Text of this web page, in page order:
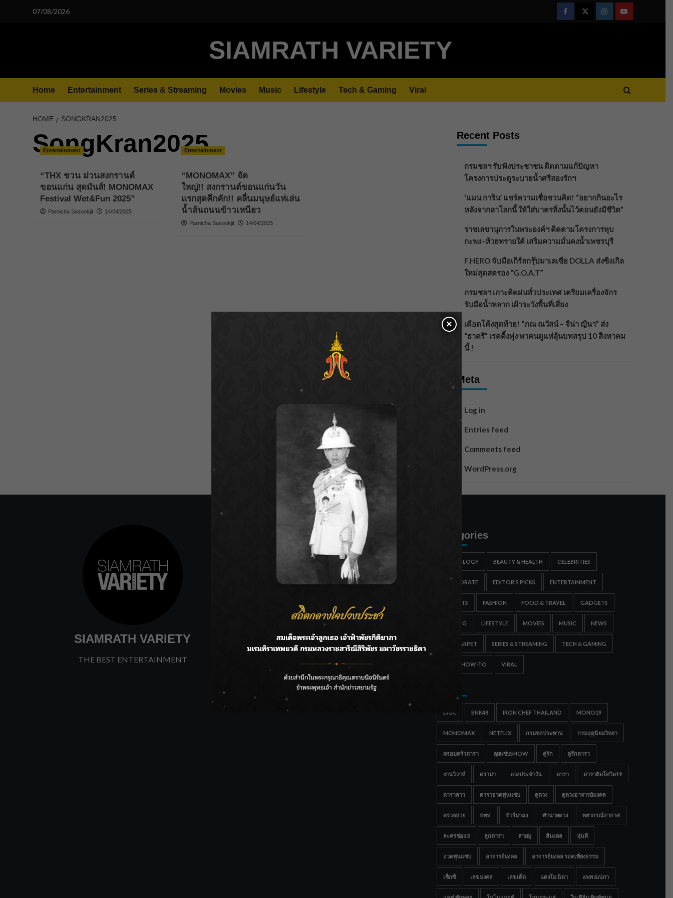
07/08/2026
FacebookTwitterInstagramYoutube
SIAMRATH VARIETY
Home Entertainment Series & Streaming Movies Music Lifestyle Tech & Gaming Viral
HOME SONGKRAN2025
SongKran2025
Entertainment
“THX ชวน ม่วนสงกรานต์
ขอนแก่น สุดมันส์! MONOMAX
Festival Wet&Fun 2025”
Parnicha Sasookjit 14/04/2025
Entertainment
“MONOMAX” จัด
ใหญ่!! สงกรานต์ขอนแก่นวัน
แรกสุดคึกคัก!! คลื่นมนุษย์แห่เล่น
น้ำล้นถนนข้าวเหนียว
Parnicha Sasookjit 14/04/2025
Recent Posts
กรมชลฯ รับฟังประชาชน ติดตามแก้ปัญหา
โครงการประตูระบายน้ำศรีสองรักฯ
‘แมน การิน’ แชร์ความเชื่อชวนคิด! “อยากกินอะไร
หลังจากลาโลกนี้ ให้ใส่บาตรสิ่งนั้นไว้ตอนยังมีชีวิต”
ราชเลขานุการในพระองค์ฯ ติดตามโครงการหุบ
กะพง–ห้วยทรายใต้ เสริมความมั่นคงน้ำเพชรบุรี
F.HERO จับมือเกิร์ลกรุ๊ปมาเลเซีย DOLLA ส่งซิงเกิล
ใหม่สุดสตรอง “G.O.A.T”
กรมชลฯ เกาะติดฝนทั่วประเทศ เตรียมเครื่องจักร
รับมือน้ำหลาก เฝ้าระวังพื้นที่เสี่ยง
เดือดโค้งสุดท้าย! “ภณ ณวัสน์ – จีน่า ญีนา” ส่ง
“ธาตรี” เรตติ้งพุ่ง พาคนดูแห่ลุ้นบทสรุป 10 สิงหาคม
นี้ !
Meta
Log in
Entries feed
Comments feed
WordPress.org
SIAMRATH VARIETY
THE BEST ENTERTAINMENT
กรมชลฯ รับฟังประชาชน ติดตามแก้ปัญหาโครงการประตู
ลาโลกนี้ ให้ใส่บาตรสิ่งนั้นไว้ตอนยังมีชีวิต”
ราชเลขานุการในพระองค์ฯ ติดตามโครงการหุบกะพง–ห้วย
ทรายใต้ เสริมความมั่นคงน้ำเพชรบุรี
ตรอง “G.O.A.T”
กรมชลฯ เกาะติดฝนทั่วประเทศ เตรียมเครื่องจักรรับมือน้ำ
Categories
ASTROLOGY BEAUTY & HEALTH CELEBRITIES
CORPORATE EDITOR'S PICKS ENTERTAINMENT
ESPORTS FASHION FOOD & TRAVEL GADGETS
GAMING LIFESTYLE MOVIES MUSIC NEWS
RED CARPET SERIES & STREAMING TECH & GAMING
TIPS & HOW-TO VIRAL
BIGC BNK48 IRON CHEF THAILAND MONO29
MONOMAX NETFLIX กรมชลประทาน กรมอุตุนิยมวิทยา
ครอบครัวดารา คุยแซ่บSHOW คู่รัก คู่รักดารา
งานวิวาห์ ดราม่า ดวงประจำวัน ดารา ดาราติดโควิด19
ดาราสาว ดาราอวดหุ่นแซ่บ ดูดวง ดูดวงอาจารย์มงคล
ตรวจหวย ททท. ทัวร์มาลง ทำนายดวง พยากรณ์อากาศ
ละครช่อง 3 ลูกดารา สายมู สีมงคล หุ่นดี
อวดหุ่นแซ่บ อาจารย์มงคล อาจารย์มงคล รอดเที่ยงธรรม
เซ็กซี่ เลขมงคล เลขเด็ด แตงโม นิดา แพท ณปภา
×